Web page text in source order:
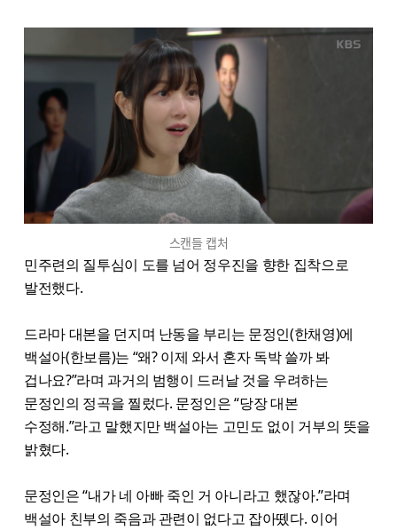
스캔들 캡처
민주련의 질투심이 도를 넘어 정우진을 향한 집착으로
발전했다.
드라마 대본을 던지며 난동을 부리는 문정인(한채영)에
백설아(한보름)는 “왜? 이제 와서 혼자 독박 쓸까 봐
겁나요?”라며 과거의 범행이 드러날 것을 우려하는
문정인의 정곡을 찔렀다. 문정인은 “당장 대본
수정해.”라고 말했지만 백설아는 고민도 없이 거부의 뜻을
밝혔다.
문정인은 “내가 네 아빠 죽인 거 아니라고 했잖아.”라며
백설아 친부의 죽음과 관련이 없다고 잡아뗐다. 이어